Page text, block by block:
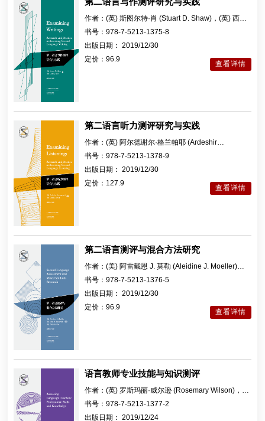
作者：(英) 斯图尔特·肖 (Stuart D. Shaw)，(英) 西里
尔·韦尔 (Cyril J. Weir) 著；潘鸣威导读
书号：978-7-5213-1375-8
出版日期：
2019/12/30
定价：96.9
查看详情
第二语言听力测评研究与实践
作者：(英) 阿尔德谢尔·格兰帕耶 (Ardeshir
Geranpayeh)，(英) 林达·泰勒 (Lynda Taylor) 编著 ;
何莲珍导读
书号：978-7-5213-1378-9
出版日期：
2019/12/30
定价： 127.9
查看详情
第二语言测评与混合方法研究
作者：(美) 阿雷戴恩 J. 莫勒 (Aleidine J. Moeller)，
(美) 约翰·W. 克雷斯韦尔 (John W. Creswell)， (英)
书号：978-7-5213-1376-5
出版日期：
2019/12/30
定价：96.9
查看详情
语言教师专业技能与知识测评
作者：(英) 罗斯玛丽·威尔逊 (Rosemary Wilson)，
(英) 莫妮卡·波尔特 (Monica Poulter) 编著；林敦来导
书号：978-7-5213-1377-2
出版日期：
2019/12/24